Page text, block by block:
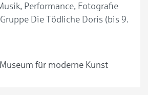
Performance, Fotografie
Die Tödliche Doris (bis 9.
für moderne Kunst